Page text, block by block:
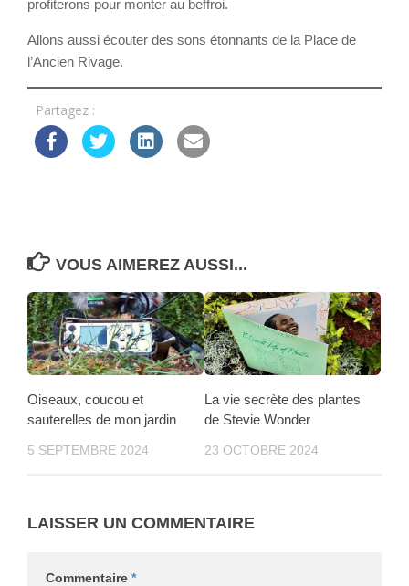
profiterons pour monter au beffroi.
Allons aussi écouter des sons étonnants de la Place de
l’Ancien Rivage.
Partagez :
VOUS AIMEREZ AUSSI...
Oiseaux, coucou et
sauterelles de mon jardin
5 SEPTEMBRE 2024
La vie secrète des plantes
de Stevie Wonder
23 OCTOBRE 2024
LAISSER UN COMMENTAIRE
Commentaire *